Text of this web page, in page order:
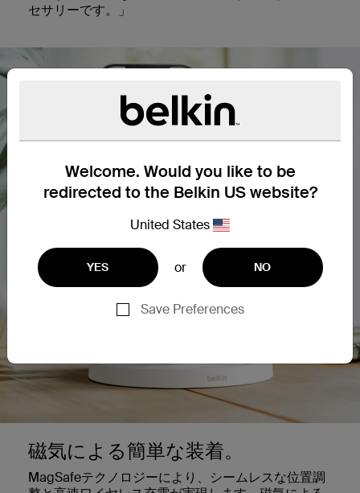
Welcome. Would you like to be
redirected to the Belkin US website?
United States
YES or NO
Save Preferences
セサリーです。」
磁気による簡単な装着。
MagSafeテクノロジーにより、シームレスな位置調